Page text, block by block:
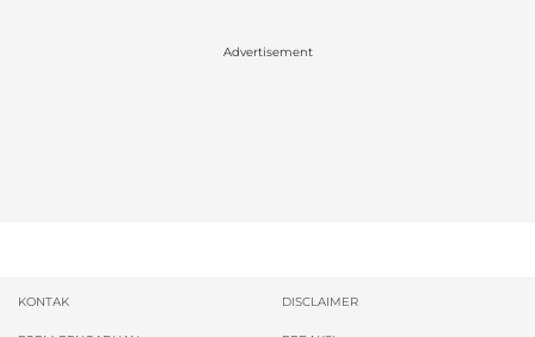
Advertisement
KONTAK DISCLAIMER